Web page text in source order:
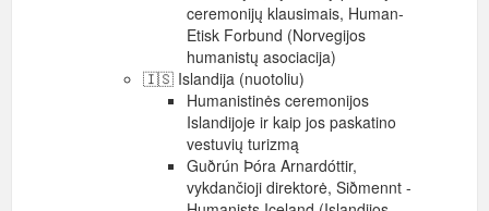
ceremonijų klausimais, Human-
Etisk Forbund (Norvegijos
humanistų asociacija)
🇮🇸 Islandija (nuotoliu)
Humanistinės ceremonijos
Islandijoje ir kaip jos paskatino
vestuvių turizmą
Guðrún Þóra Arnardóttir,
vykdančioji direktorė, Siðmennt -